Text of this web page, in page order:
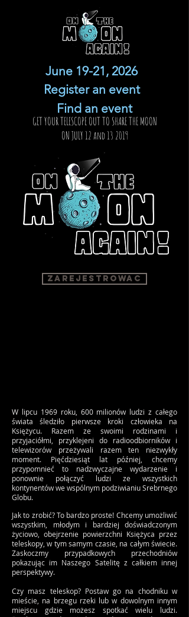
June 19-21, 2026
Register an event
Find an event
GET YOUR TELESCOPE OUT TO SHARE THE MOON
ON JULY 12 and 13 2019
zarejestrowaC
W lipcu 1969 roku, 600 milionów ludzi z całego
świata śledziło pierwsze kroki człowieka na
Księżycu. Razem ze swoimi rodzinami i
przyjaciółmi, przyklejeni do radioodbiorników i
telewizorów przeżywali razem ten niezwykły
moment. Pięćdziesiąt lat później, chcemy
przypomnieć to nadzwyczajne wydarzenie i
ponownie połączyć ludzi ze wszystkich
kontynentów we wspólnym podziwianiu Srebrnego
Globu.
Jak to zrobić? To bardzo proste! Chcemy umożliwić
wszystkim, młodym i bardziej doświadczonym
życiowo, obejrzenie powierzchni Księżyca przez
teleskopy, w tym samym czasie, na całym świecie.
Zaskoczmy przypadkowych przechodniów
pokazując im Naszego Satelitę z całkiem innej
perspektywy.
Czy masz teleskop? Postaw go na chodniku w
mieście, na brzegu rzeki lub w dowolnym innym
miejscu gdzie możesz spotkać wielu ludzi.